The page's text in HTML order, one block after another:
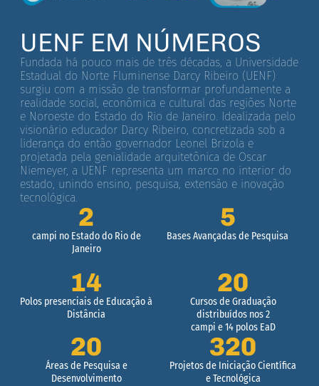
UENF EM NÚMEROS
Fundada há pouco mais de três décadas, a Universidade
Estadual do Norte Fluminense Darcy Ribeiro (UENF)
surgiu com a missão de transformar profundamente a
realidade social, econômica e cultural das regiões Norte
e Noroeste do Estado do Rio de Janeiro. Idealizada pelo
visionário educador Darcy Ribeiro, concretizada sob a
liderança do então governador Leonel Brizola e
projetada pela genialidade arquitetônica de Oscar
Niemeyer, a UENF representa um marco no interior do
estado, unindo ensino, pesquisa, extensão e inovação
tecnológica.
campi no Estado do Rio de
Janeiro
2
Bases Avançadas de Pesquisa
5
Polos presenciais de Educação à
Distância
14
Cursos de Graduação
distribuídos nos 2
campi e 14 polos EaD
20
Áreas de Pesquisa e
Desenvolvimento
20
Projetos de Iniciação Científica
e Tecnológica
320